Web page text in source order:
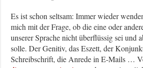
Es ist schon seltsam: Immer wieder
mich mit der Frage, ob die eine oder
unserer Sprache nicht überflüssig sei und
solle. Der Genitiv, das Eszett, der
Schreibschrift, die Anrede in E-Mails …